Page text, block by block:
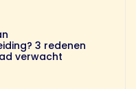
3 redenen
verwacht